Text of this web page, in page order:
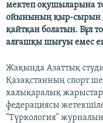
мектеп оқушыларына
ойынының қыр-сырын
қайтқан болатын. Бұл
алғашқы шығуы емес
Жақында Азаттық
Қазақстанның спорт
халықаралық
федерациясы
"Түркология"